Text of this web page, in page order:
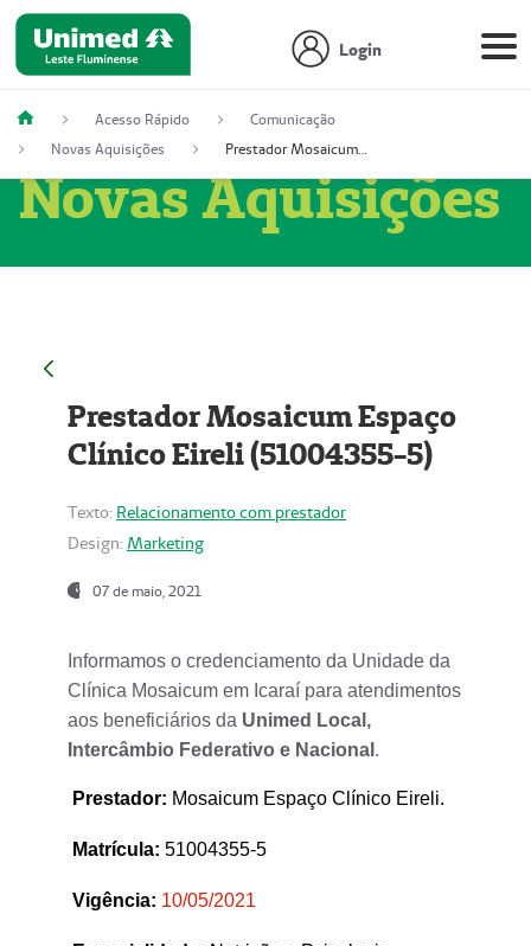
Login
Acesso Rápido
Comunicação
Novas Aquisições
Prestador Mosaicum Espaço Clínico Eireli (51004355-5)
Novas Aquisições
Prestador Mosaicum Espaço
Clínico Eireli (51004355-5)
Texto: Relacionamento com prestador
Design: Marketing
07 de maio, 2021
Informamos o credenciamento da Unidade da
Clínica Mosaicum em Icaraí para atendimentos
aos beneficiários da Unimed Local,
Intercâmbio Federativo e Nacional .
Prestador: Mosaicum Espaço Clínico Eireli.
Matrícula: 51004355-5
Vigência: 10/05/2021